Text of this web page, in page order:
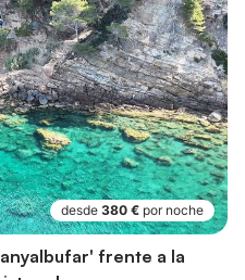
desde 380 € por noche
frente a la